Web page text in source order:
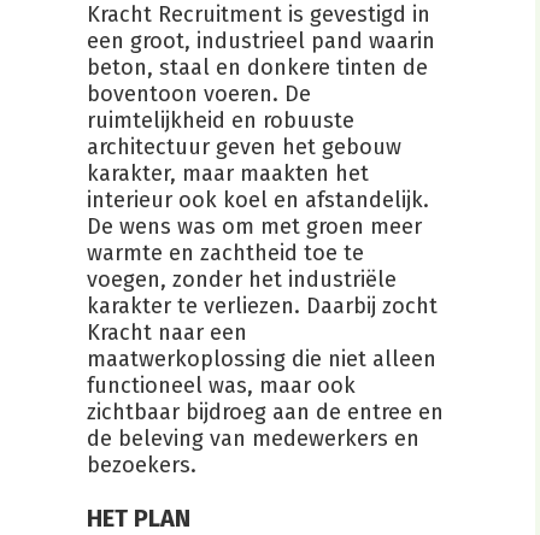
Kracht Recruitment is gevestigd in
een groot, industrieel pand waarin
beton, staal en donkere tinten de
boventoon voeren. De
ruimtelijkheid en robuuste
architectuur geven het gebouw
karakter, maar maakten het
interieur ook koel en afstandelijk.
De wens was om met groen meer
warmte en zachtheid toe te
voegen, zonder het industriële
karakter te verliezen. Daarbij zocht
Kracht naar een
maatwerkoplossing die niet alleen
functioneel was, maar ook
zichtbaar bijdroeg aan de entree en
de beleving van medewerkers en
bezoekers.
HET PLAN